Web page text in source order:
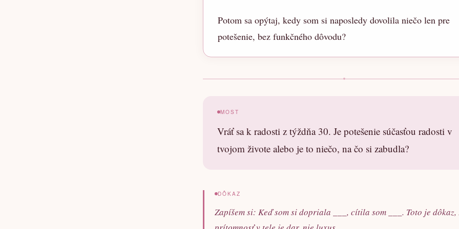
Potom sa opýtaj, kedy som si naposledy dovolila niečo len pre
potešenie, bez funkčného dôvodu?
MOST
Vráť sa k radosti z týždňa 30. Je potešenie súčasťou radosti v
tvojom živote alebo je to niečo, na čo si zabudla?
DÔKAZ
Zapíšem si: Keď som si dopriala ___, cítila som ___. Toto je dôkaz,